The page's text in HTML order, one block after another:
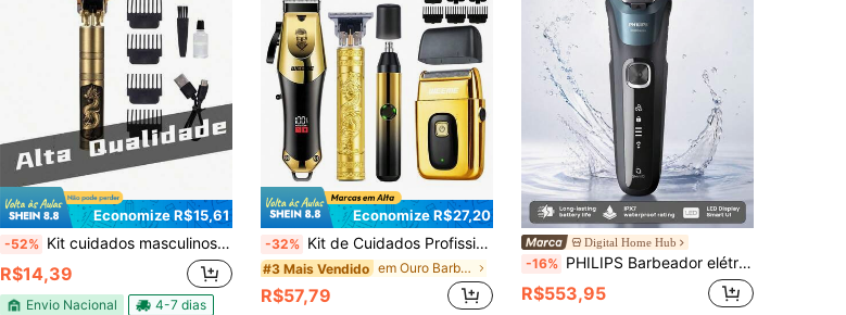
Economize R$15,61
-52% Kit cuidados masculinos - Barbeador e aparador de pelos Maquina cortar cabelo
R$14,39
Envio Nacional 4-7 dias
Economize R$27,20
-32% Kit de Cuidados Profissionais WEEME para Homens: 4 Peças/3 Peças/2 Peças/1 Peça: Máquina de Cortar Cabelo Elétrica, Aparador de Barba T-Blade, Barbeador Elétrico e Aparador de Pelos do Nariz | Design Sem Fio Recarregável por USB | Conjunto Completo de Corte de Cabelo em Casa | Design Elegante Dourado
#3 Mais Vendido em Ouro Barbeadores elétricos e acessórios
R$57,79
Digital Home Hub
-16% PHILIPS Barbeador elétrico S5832: Corpo totalmente à prova d'água, lâminas de aço inoxidável, cabeça de corte flexível 360°, bateria de longa duração, potência adaptável, uso em pele seca e molhada, carregamento USB.
R$553,95